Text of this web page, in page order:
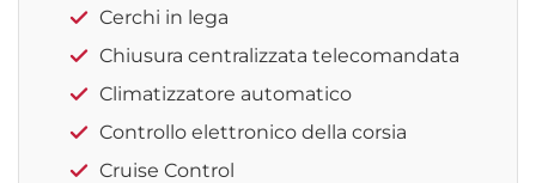
Cerchi in lega
Chiusura centralizzata telecomandata
Climatizzatore automatico
Controllo elettronico della corsia
Cruise Control